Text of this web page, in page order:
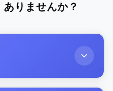
りませんか？